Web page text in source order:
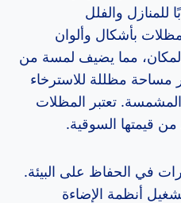
للمنازل والفلل
بأشكال وألوان
مما يضيف لمسة من
مساحة مظللة للاسترخاء
تعتبر المظلات
قيمتها السوقية.
في الحفاظ على البيئة.
أنظمة الإضاءة